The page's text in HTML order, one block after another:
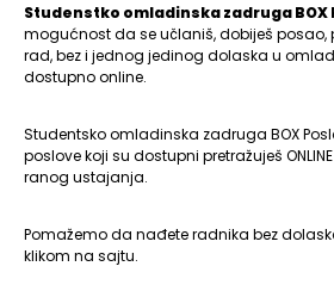
Studenstko omladinska zadruga BOX
mogućnost da se učlaniš, dobiješ
rad, bez i jednog jedinog dolaska u
dostupno online.
Studentsko omladinska zadruga BOX
poslove koji su dostupni pretražuješ
ranog ustajanja.
Pomažemo da nađete radnika bez
klikom na sajtu.